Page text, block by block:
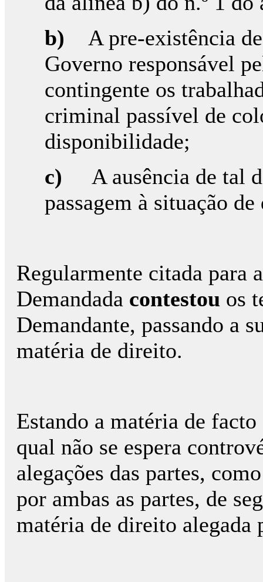
b) A pre-existência
Governo responsável
contingente os
criminal passível de
disponibilidade;
c) A ausência de tal
passagem à situação
Regularmente citada para
Demandada contestou os
Demandante, passando a
matéria de direito.
Estando a matéria de
qual não se espera
alegações das partes,
por ambas as partes, de
matéria de direito alegada